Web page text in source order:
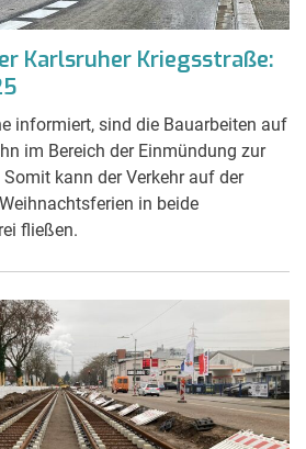
Karlsruher Kriegsstraße:
informiert, sind die Bauarbeiten auf
im Bereich der Einmündung zur
kann der Verkehr auf der
in beide
fließen.